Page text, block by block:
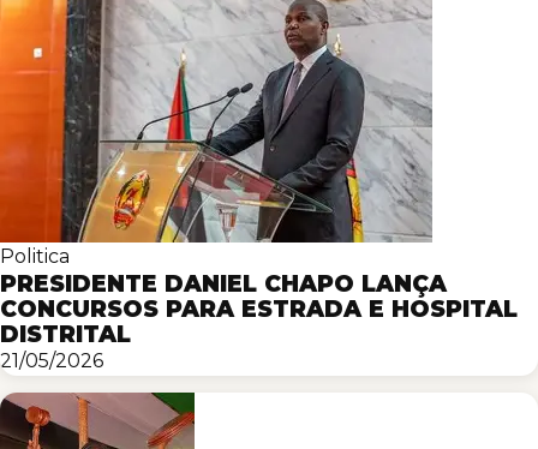
Politica
PRESIDENTE DANIEL CHAPO LANÇA
CONCURSOS PARA ESTRADA E HOSPITAL
DISTRITAL
21/05/2026